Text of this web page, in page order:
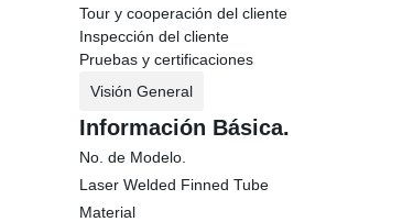
Tour y cooperación del cliente
Inspección del cliente
Pruebas y certificaciones
Visión General
Información Básica.
No. de Modelo.
Laser Welded Finned Tube
Material